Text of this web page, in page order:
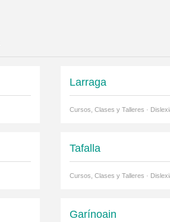
Larraga
Cursos, Clases y Talleres ·
Tafalla
Cursos, Clases y Talleres ·
Garínoain